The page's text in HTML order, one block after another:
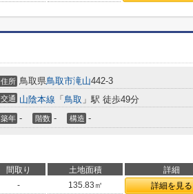
住所 鳥取県鳥取市滝山442-3
交通 山陰本線 「 鳥取 」駅 徒歩49分
築年 - 階数 - 構造 -
間取り 土地面積 詳細
- 135.83㎡ 詳細を見る